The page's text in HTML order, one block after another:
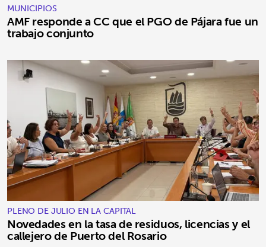
MUNICIPIOS
AMF responde a CC que el PGO de Pájara fue un
trabajo conjunto
PLENO DE JULIO EN LA CAPITAL
Novedades en la tasa de residuos, licencias y el
callejero de Puerto del Rosario